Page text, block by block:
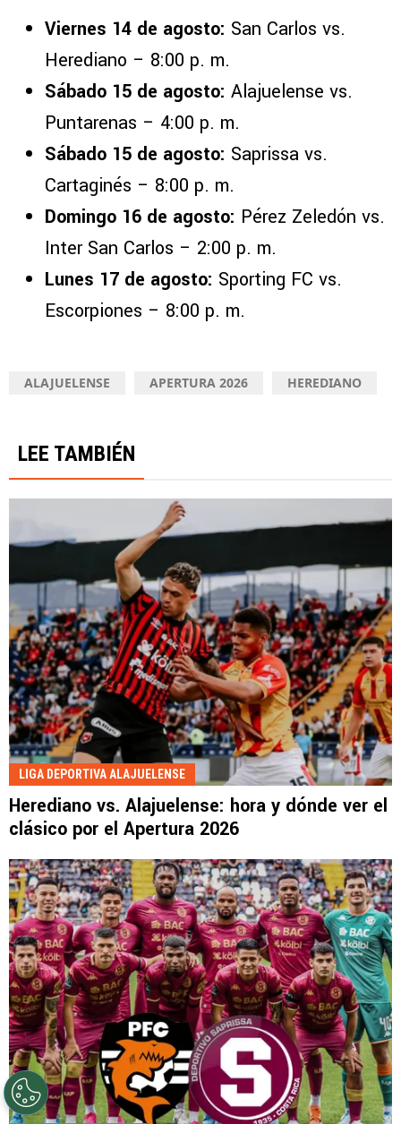
Viernes 14 de agosto: San Carlos vs.
Herediano – 8:00 p. m.
Sábado 15 de agosto: Alajuelense vs.
Puntarenas – 4:00 p. m.
Sábado 15 de agosto: Saprissa vs.
Cartaginés – 8:00 p. m.
Domingo 16 de agosto: Pérez Zeledón vs.
Inter San Carlos – 2:00 p. m.
Lunes 17 de agosto: Sporting FC vs.
Escorpiones – 8:00 p. m.
ALAJUELENSE APERTURA 2026 HEREDIANO
LEE TAMBIÉN
LIGA DEPORTIVA ALAJUELENSE
Herediano vs. Alajuelense: hora y dónde ver el
clásico por el Apertura 2026